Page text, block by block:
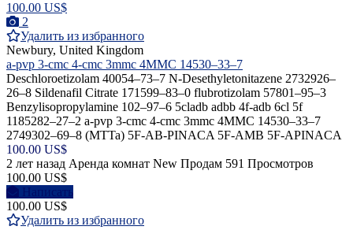
100.00 US$
2
Удалить из избранного
Newbury, United Kingdom
a-pvp 3-cmc 4-cmc 3mmc 4MMC 14530–33–7
Deschloroetizolam 40054–73–7 N-Desethyletonitazene 2732926–
26–8 Sildenafil Citrate 171599–83–0 flubrotizolam 57801–95–3
Benzylisopropylamine 102–97–6 5cladb adbb 4f-adb 6cl 5f
1185282–27–2 a-pvp 3-cmc 4-cmc 3mmc 4MMC 14530–33–7
2749302–69–8 (MTTa) 5F-AB-PINACA 5F-AMB 5F-APINACA
100.00 US$
2 лет назад Аренда комнат New Продам 591 Просмотров
100.00 US$
Написать
100.00 US$
Удалить из избранного